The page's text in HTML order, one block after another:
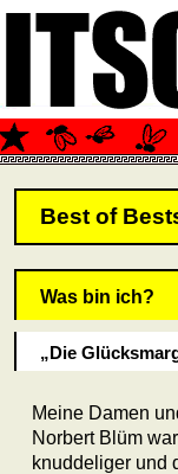
Best of
Was bin ich?
„Die
Meine Damen
Norbert Blüm
knuddeliger und